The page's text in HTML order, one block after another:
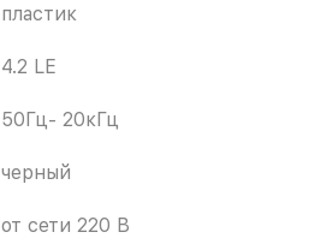
пластик
4.2 LE
50Гц- 20кГц
черный
от сети 220 В